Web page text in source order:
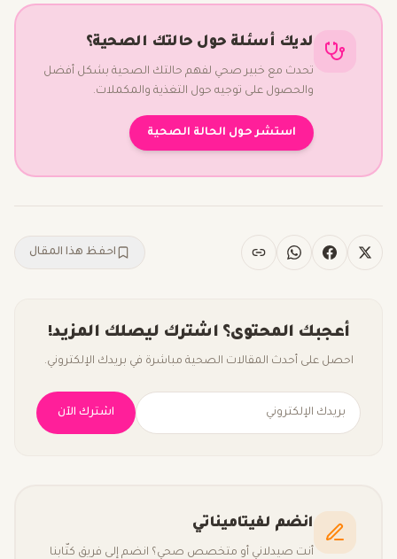
لديك أسئلة حول حالتك الصحية؟
تحدث مع خبير صحي لفهم حالتك الصحية بشكل أفضل
والحصول على توجيه حول التغذية والمكملات.
استشر حول الحالة الصحية
احفظ هذا المقال
أعجبك المحتوى؟ اشترك ليصلك المزيد!
احصل على أحدث المقالات الصحية مباشرة في بريدك الإلكتروني.
اشترك الآن
انضم لفيتاميناتي
أنت صيدلاني أو متخصص صحي؟ انضم إلى فريق كتّابنا